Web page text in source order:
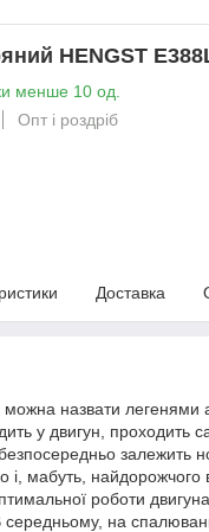
HENGST
менше 10 од.
Опт і роздріб
Доставка
можна назвати легенями
у двигун, проходить
безпосередньо залежить
і, мабуть, найдорожчого
роботи
В середньому, на